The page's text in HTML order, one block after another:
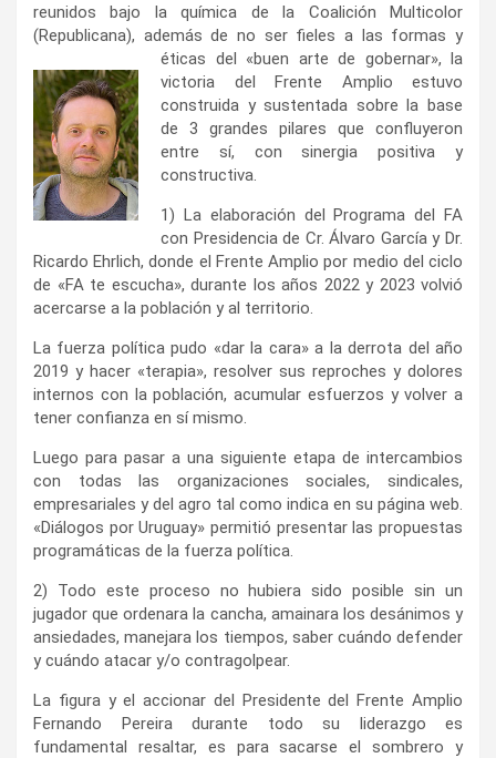
reunidos bajo la química de la Coalición Multicolor
(Republicana), además de no ser fieles a las formas y
éticas del «buen arte de gobernar», la
victoria del Frente Amplio estuvo
construida y sustentada sobre la base
de 3 grandes pilares que confluyeron
entre sí, con sinergia positiva y
constructiva.
1) La elaboración del Programa del FA
con Presidencia de Cr. Álvaro García y Dr.
Ricardo Ehrlich, donde el Frente Amplio por medio del ciclo
de «FA te escucha», durante los años 2022 y 2023 volvió
acercarse a la población y al territorio.
La fuerza política pudo «dar la cara» a la derrota del año
2019 y hacer «terapia», resolver sus reproches y dolores
internos con la población, acumular esfuerzos y volver a
tener confianza en sí mismo.
Luego para pasar a una siguiente etapa de intercambios
con todas las organizaciones sociales, sindicales,
empresariales y del agro tal como indica en su página web.
«Diálogos por Uruguay» permitió presentar las propuestas
programáticas de la fuerza política.
2) Todo este proceso no hubiera sido posible sin un
jugador que ordenara la cancha, amainara los desánimos y
ansiedades, manejara los tiempos, saber cuándo defender
y cuándo atacar y/o contragolpear.
La figura y el accionar del Presidente del Frente Amplio
Fernando Pereira durante todo su liderazgo es
fundamental resaltar, es para sacarse el sombrero y